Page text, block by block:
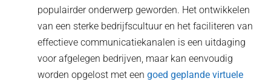
populairder onderwerp geworden. Het ontwikkelen
van een sterke bedrijfscultuur en het faciliteren van
effectieve communicatiekanalen is een uitdaging
voor afgelegen bedrijven, maar kan eenvoudig
worden opgelost met eengoed geplande virtuele